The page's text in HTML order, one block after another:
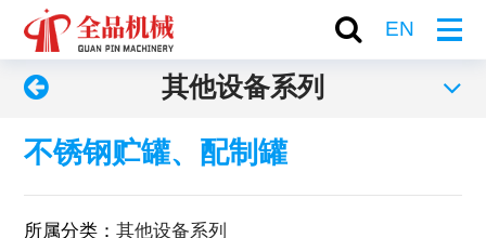
EN
其他设备系列
不锈钢贮罐、配制罐
所属分类：其他设备系列